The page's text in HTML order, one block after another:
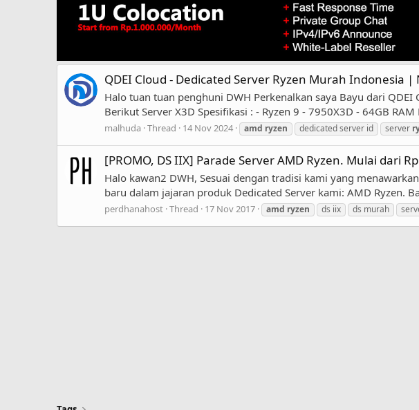
QDEI Cloud - Dedicated Server Ryzen Murah Indonesia
Halo tuan tuan penghuni DWH Perkenalkan saya Bayu dari
Berikut Server X3D Spesifikasi : - Ryzen 9 - 7950X3D - 64GB
malhuda Thread 14 Nov 2024 amd ryzen dedicated server id server
[PROMO, DS IIX] Parade Server AMD Ryzen. Mulai dari
Halo kawan2 DWH, Sesuai dengan tradisi kami yang
baru dalam jajaran produk Dedicated Server kami: AMD Ryzen.
perdhanahost Thread 17 Nov 2017 amd ryzen ds iix ds murah